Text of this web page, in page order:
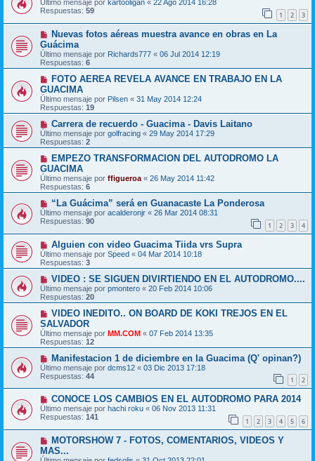
Último mensaje por kartooligan « 22 Ago 2014 16:28
Respuestas: 59 1 2 3
Nuevas fotos aéreas muestra avance en obras en La
Guácima
Último mensaje por Richards777 « 06 Jul 2014 12:19
Respuestas: 6
FOTO AEREA REVELA AVANCE EN TRABAJO EN LA
GUACIMA
Último mensaje por Pilsen « 31 May 2014 12:24
Respuestas: 19
Carrera de recuerdo - Guacima - Davis Laitano
Último mensaje por golfracing « 29 May 2014 17:29
Respuestas: 2
EMPEZO TRANSFORMACION DEL AUTODROMO LA
GUACIMA
Último mensaje por ffigueroa « 26 May 2014 11:42
Respuestas: 6
“La Guácima” será en Guanacaste La Ponderosa
Último mensaje por acalderonjr « 26 Mar 2014 08:31
Respuestas: 90 1 2 3 4
Alguien con video Guacima Tiida vrs Supra
Último mensaje por Speed « 04 Mar 2014 10:18
Respuestas: 3
VIDEO : SE SIGUEN DIVIRTIENDO EN EL AUTODROMO....
Último mensaje por pmontero « 20 Feb 2014 10:06
Respuestas: 20
VIDEO INEDITO.. ON BOARD DE KOKI TREJOS EN EL
SALVADOR
Último mensaje por MM.COM « 07 Feb 2014 13:35
Respuestas: 12
Manifestacion 1 de diciembre en la Guacima (Q' opinan?)
Último mensaje por dcms12 « 03 Dic 2013 17:18
Respuestas: 44 1 2
CONOCE LOS CAMBIOS EN EL AUTODROMO PARA 2014
Último mensaje por hachi roku « 06 Nov 2013 11:31
Respuestas: 141 1 2 3 4 5 6
MOTORSHOW 7 - FOTOS, COMENTARIOS, VIDEOS Y
MAS...